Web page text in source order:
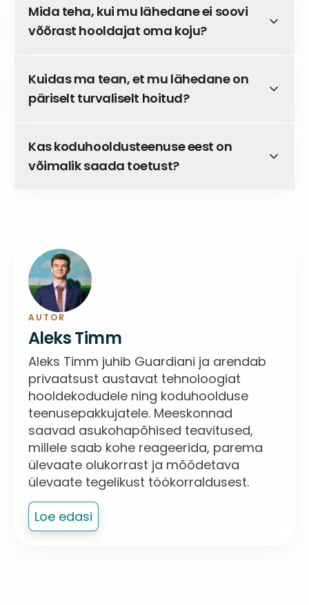
Paindlik graafik
Lähedased saavad rohkem kaasa rääkida
Mida teha, kui mu lähedane ei soovi
võõrast hooldajat oma koju?
Kuidas ma tean, et mu lähedane on
päriselt turvaliselt hoitud?
Guardian
Kas koduhooldusteenuse eest on
võimalik saada toetust?
Millised toetused on teie piirkonnas
saadaval
Millised on taotlemise tingimused
Kuidas esitada taotlust
AUTOR
Aleks Timm
Aleks Timm juhib Guardiani ja arendab
privaatsust austavat tehnoloogiat
hooldekodudele ning koduhoolduse
teenusepakkujatele. Meeskonnad
saavad asukohapõhised teavitused,
millele saab kohe reageerida, parema
ülevaate olukorrast ja mõõdetava
ülevaate tegelikust töökorraldusest.
Loe edasi